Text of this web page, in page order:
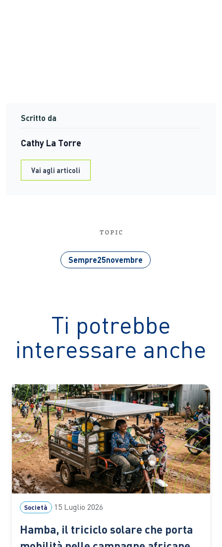
Scritto da
Cathy La Torre
Vai agli articoli
TOPIC
Sempre25novembre
Ti potrebbe
interessare anche
Società 15 Luglio 2026
Hamba, il triciclo solare che porta